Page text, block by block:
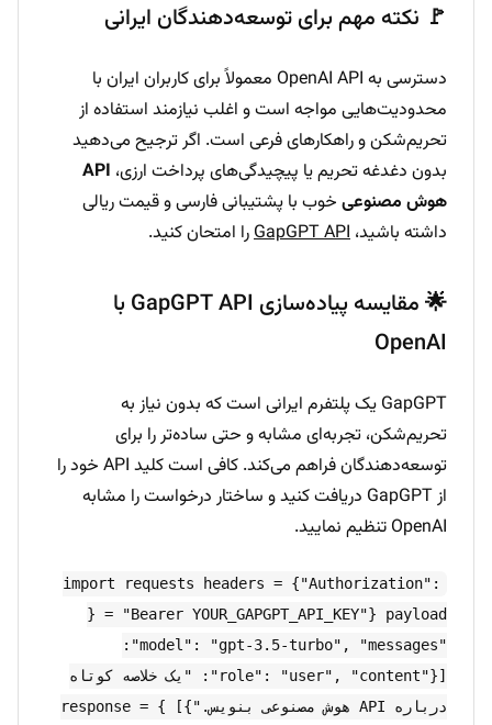
🚩 نکته مهم برای توسعه‌دهندگان ایرانی
دسترسی به OpenAI API معمولاً برای کاربران ایران با
محدودیت‌هایی مواجه است و اغلب نیازمند استفاده از
تحریم‌شکن و راهکارهای فرعی است. اگر ترجیح می‌دهید
بدون دغدغه تحریم یا پیچیدگی‌های پرداخت ارزی، API
هوش مصنوعی خوب با پشتیبانی فارسی و قیمت ریالی
داشته باشید، GapGPT APIرا امتحان کنید.
🌟 مقایسه پیاده‌سازی GapGPT API با
OpenAI
GapGPT یک پلتفرم ایرانی است که بدون نیاز به
تحریم‌شکن، تجربه‌ای مشابه و حتی ساده‌تر را برای
توسعه‌دهندگان فراهم می‌کند. کافی است کلید API خود را
از GapGPT دریافت کنید و ساختار درخواست را مشابه
OpenAI تنظیم نمایید.
import requests headers = {"Authorization":
"Bearer YOUR_GAPGPT_API_KEY"} payload = {
"model": "gpt-3.5-turbo", "messages":
[{"role": "user", "content": "یک خلاصه کوتاه
درباره API هوش مصنوعی بنویس."}] } response =